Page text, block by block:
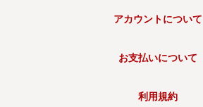
アカウントについて
お支払いについて
利用規約